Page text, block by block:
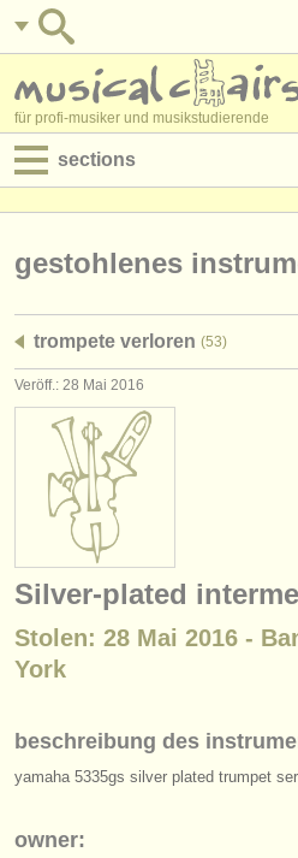
für profi-musiker und musikstudierende
sections
jobs - verwaltung
degree courses
kurse
musikwettbewerbe
instrumentenverkauf
gestohlene instrumente
verzeichnisse:
musikhochschulen
musicalchairs:
gestohlenes
trompete verloren (53)
Veröff.: 28 Mai 2016
Silver-plated
Stolen: 28 Mai 2016 -
York
beschreibung des
yamaha 5335gs silver plated trumpet
owner: